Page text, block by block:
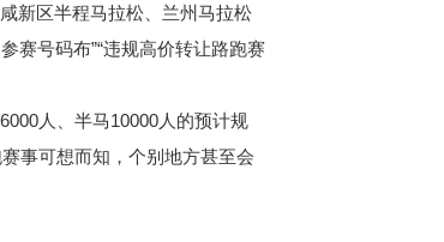
新区半程马拉松、兰州马拉松
赛号码布”“违规高价转让路跑赛
人、半马10000人的预计规
事可想而知，个别地方甚至会